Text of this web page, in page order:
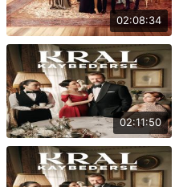
02:08:34
02:11:50